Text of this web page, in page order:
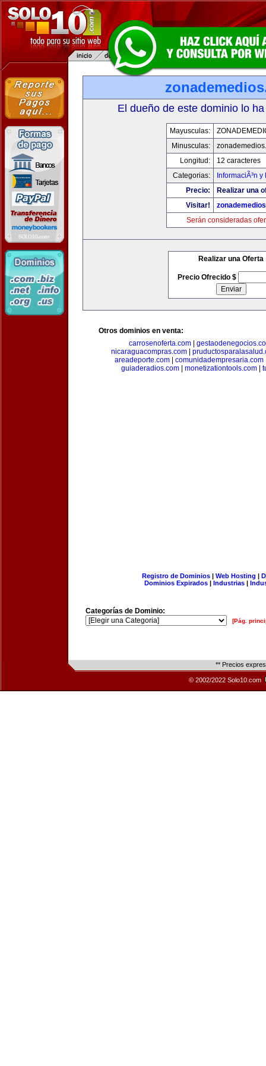
El dueño de este dominio lo
Mayusculas:
Minusculas:
Longitud:
12 caracteres
Categorias:
InformaciÃ³n
Precio:
Realizar una
Visitar!
Serán consideradas
Realizar una Oferta
Precio Ofrecido $
Otros dominios en venta:
carrosenoferta.com
nicaraguacompras.com
areadeporte.com| comunidadempresaria.com
guiaderadios.com| monetizationtools.com|
Registro de Dominios| Web Hosting |
Dominios Expirados | Industrias |
Categorías de Dominio:
[Pág.
** Precios
© 2002/2022 Solo10.com